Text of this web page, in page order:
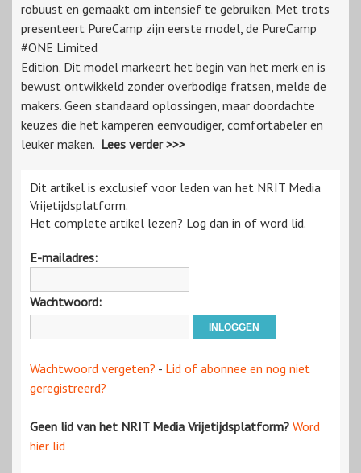
robuust en gemaakt om intensief te gebruiken. Met trots
presenteert PureCamp zijn eerste model, de PureCamp
#ONE Limited
Edition. Dit model markeert het begin van het merk en is
bewust ontwikkeld zonder overbodige fratsen, melde de
makers. Geen standaard oplossingen, maar doordachte
keuzes die het kamperen eenvoudiger, comfortabeler en
leuker maken. Lees verder >>>
Dit artikel is exclusief voor leden van het NRIT Media
Vrijetijdsplatform.
Het complete artikel lezen? Log dan in of word lid.
E-mailadres:
Wachtwoord:
Wachtwoord vergeten? - Lid of abonnee en nog niet
geregistreerd?
Geen lid van het NRIT Media Vrijetijdsplatform? Word
hier lid